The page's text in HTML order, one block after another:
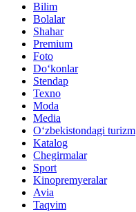
Bilim
Bolalar
Shahar
Premium
Foto
Do‘konlar
Stendap
Texno
Moda
Media
O‘zbekistondagi turizm
Katalog
Chegirmalar
Sport
Kinopremyeralar
Avia
Taqvim